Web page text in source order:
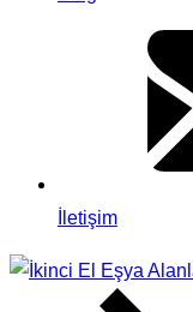
İletişim